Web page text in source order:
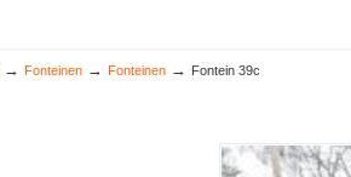
→ Fonteinen → Fonteinen → Fontein 39c